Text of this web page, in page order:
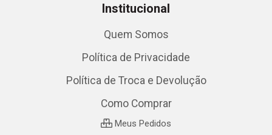
Institucional
Quem Somos
Política de Privacidade
Política de Troca e Devolução
Como Comprar
Meus Pedidos